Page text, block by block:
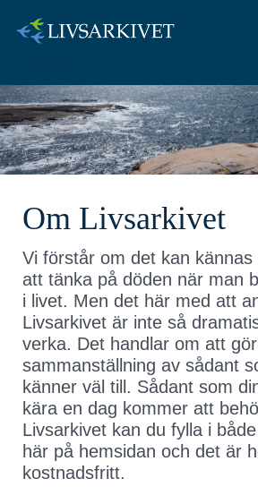
OM LIVSARKIVET
SÅ GÖR DU
FRÅGOR OCH SVAR
LOGGA IN
Om Livsarkivet
Vi förstår om det kan kännas
att tänka på döden när man
i livet. Men det här med att
Livsarkivet är inte så
verka. Det handlar om att
sammanställning av sådant
känner väl till. Sådant som
kära en dag kommer att
Livsarkivet kan du fylla i
här på hemsidan och det är
kostnadsfritt.